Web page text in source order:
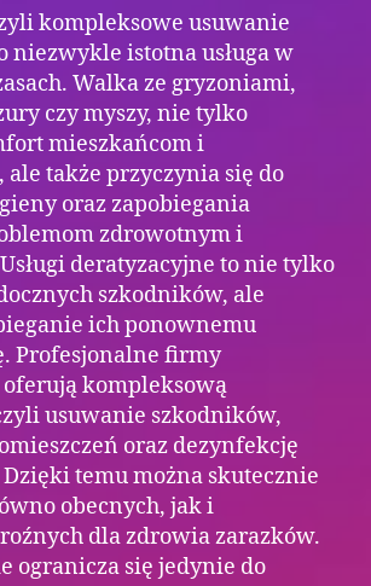
kompleksowe usuwanie
niezwykle istotna usługa w
Walka ze gryzoniami,
czy myszy, nie tylko
mieszkańcom i
także przyczynia się do
oraz zapobiegania
zdrowotnym i
deratyzacyjne to nie tylko
szkodników, ale
ich ponownemu
Profesjonalne firmy
kompleksową
usuwanie szkodników,
oraz dezynfekcję
temu można skutecznie
obecnych, jak i
dla zdrowia zarazków.
ogranicza się jedynie do